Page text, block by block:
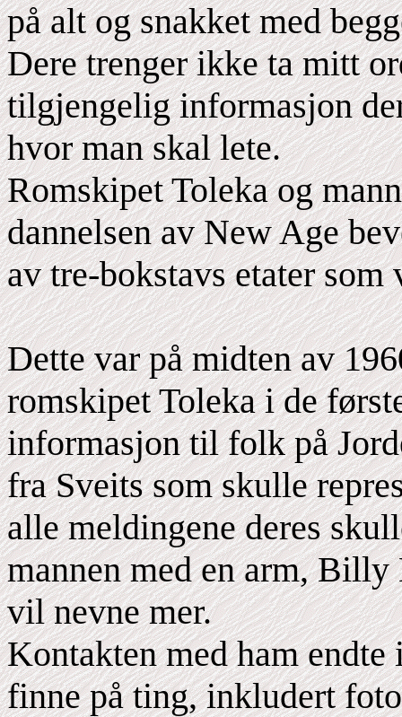
på alt og snakket med
Dere trenger ikke ta mitt
tilgjengelig informasjon
hvor man skal lete.
Romskipet Toleka og
dannelsen av New Age
av tre-bokstavs etater
Dette var på midten av
romskipet Toleka i de
informasjon til folk på
fra Sveits som skulle
alle meldingene deres
mannen med en arm,
vil nevne mer.
Kontakten med ham
finne på ting, inkludert